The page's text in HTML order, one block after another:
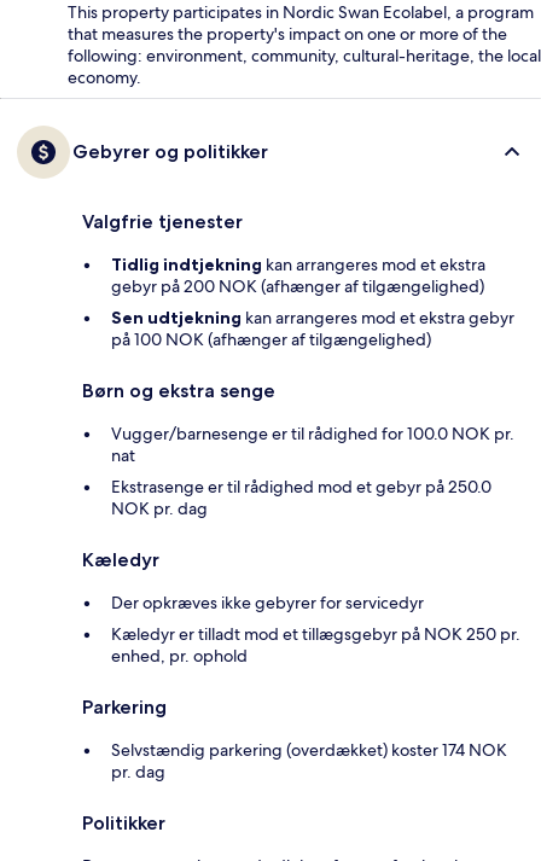
This property participates in Nordic Swan Ecolabel, a program
that measures the property's impact on one or more of the
following: environment, community, cultural-heritage, the local
economy.
Gebyrer og politikker
Valgfrie tjenester
Tidlig indtjekning kan arrangeres mod et ekstra
gebyr på 200 NOK (afhænger af tilgængelighed)
Sen udtjekning kan arrangeres mod et ekstra gebyr
på 100 NOK (afhænger af tilgængelighed)
Børn og ekstra senge
Vugger/barnesenge er til rådighed for 100.0 NOK pr.
nat
Ekstrasenge er til rådighed mod et gebyr på 250.0
NOK pr. dag
Kæledyr
Der opkræves ikke gebyrer for servicedyr
Kæledyr er tilladt mod et tillægsgebyr på NOK 250 pr.
enhed, pr. ophold
Parkering
Selvstændig parkering (overdækket) koster 174 NOK
pr. dag
Politikker